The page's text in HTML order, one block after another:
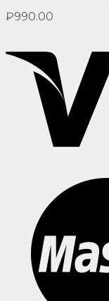
₽990.00